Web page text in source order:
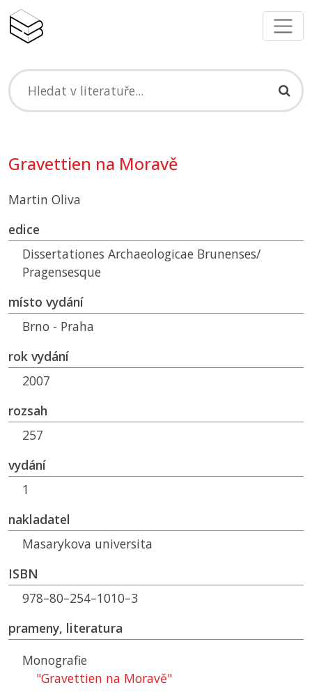
Gravettien na Moravě
Martin Oliva
edice
Dissertationes Archaeologicae Brunenses/
Pragensesque
místo vydání
Brno - Praha
rok vydání
2007
rozsah
257
vydání
1
nakladatel
Masarykova universita
ISBN
978–80–254–1010–3
prameny, literatura
Monografie
"Gravettien na Moravě"